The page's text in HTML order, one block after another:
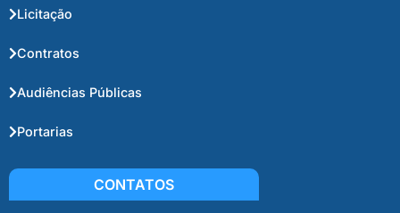
Licitação
Contratos
Audiências Públicas
Portarias
CONTATOS